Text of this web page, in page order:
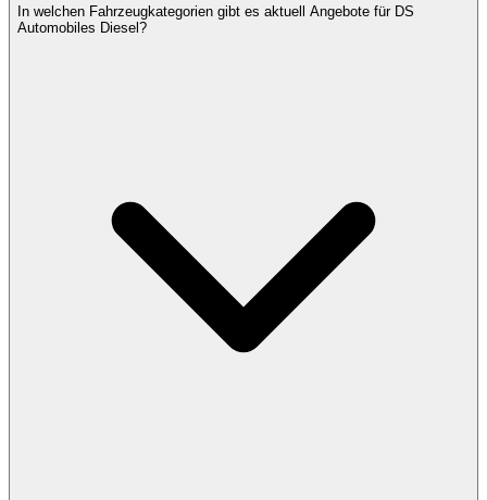
In welchen Fahrzeugkategorien gibt es aktuell Angebote für DS
Automobiles Diesel?